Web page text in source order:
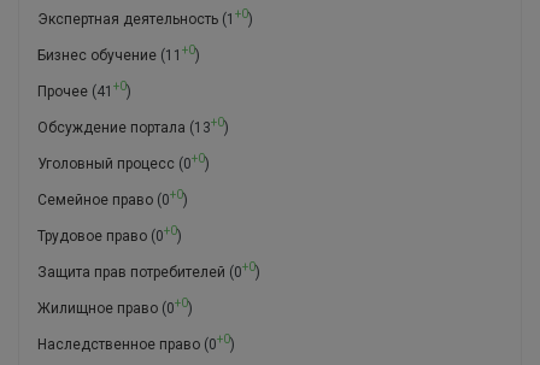
Экспертная деятельность (1 +0)
Бизнес обучение (11 +0)
Прочее (41 +0)
Обсуждение портала (13+0)
Уголовный процесс (0+0)
Семейное право (0+0)
Трудовое право (0+0)
Защита прав потребителей (0+0)
Жилищное право (0+0)
Наследственное право (0+0)